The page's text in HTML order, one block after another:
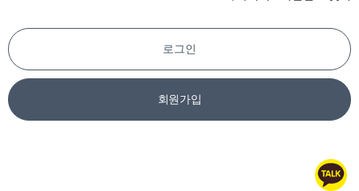
로그인
회원가입